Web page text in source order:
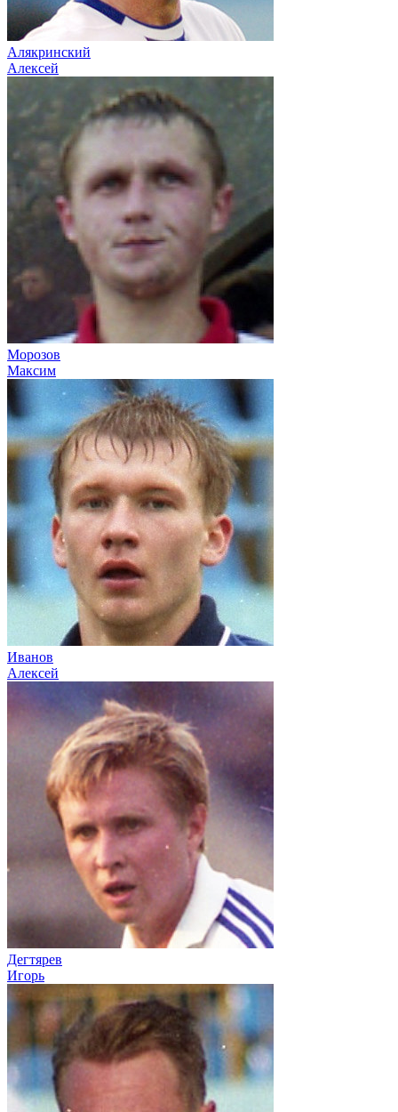
Алякринский
Алексей
Морозов
Максим
Иванов
Алексей
Дегтярев
Игорь